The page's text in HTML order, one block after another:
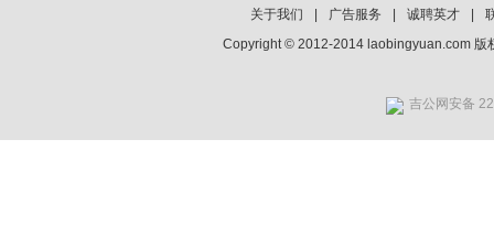
关于我们 广告服务 诚聘英才
Copyright © 2012-2014 laobingyuan.com 版
吉公网安备